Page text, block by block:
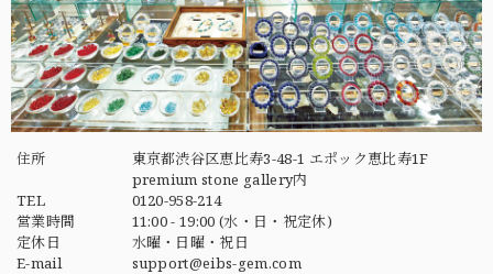
住所
東京都渋谷区恵比寿3-48-1 エポック恵比寿1F
premium stone gallery内
TEL
0120-958-214
営業時間
11:00 - 19:00 (水・日・祝定休)
定休日
水曜・日曜・祝日
E-mail
support@eibs-gem.com